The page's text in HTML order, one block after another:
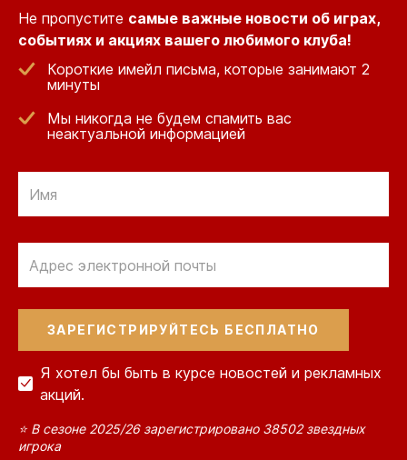
Не пропустите самые важные новости об играх,
событиях и акциях вашего любимого клуба!
Короткие имейл письма, которые занимают 2
минуты
Мы никогда не будем спамить вас
неактуальной информацией
почте
по
электронной
почте
Я хотел бы быть в курсе новостей и рекламных
акций.
⭐ В сезоне 2025/26 зарегистрировано 38502 звездных
игрока